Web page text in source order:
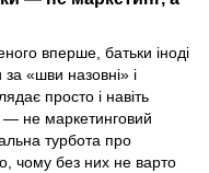
вперше, батьки іноді
«шви назовні» і
просто і навіть
— не маркетинговий
турбота про
чому без них не варто